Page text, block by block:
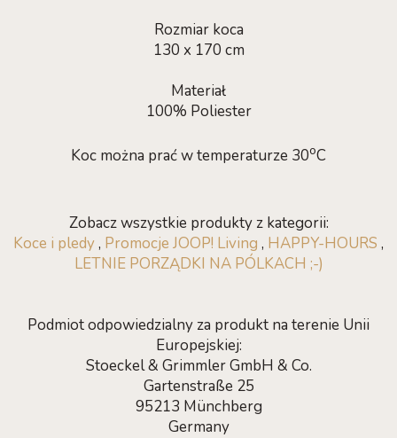
Rozmiar koca
130 x 170 cm
Materiał
100% Poliester
Koc można prać w temperaturze 30oC
Zobacz wszystkie produkty z kategorii:
Koce i pledy, Promocje JOOP! Living , HAPPY-HOURS ,
LETNIE PORZĄDKI NA PÓLKACH ;-)
Podmiot odpowiedzialny za produkt na terenie Unii
Europejskiej:
Stoeckel & Grimmler GmbH & Co.
Gartenstraße 25
95213 Münchberg
Germany